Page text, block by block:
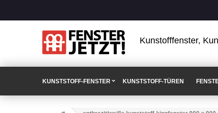
Kunstofffenster,
KUNSTSTOFF-FENSTER KUNSTSTOFF-TÜREN